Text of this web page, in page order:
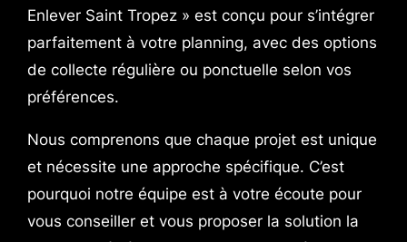
Enlever Saint Tropez » est conçu pour s’intégrer
parfaitement à votre planning, avec des options
de collecte régulière ou ponctuelle selon vos
préférences.
Nous comprenons que chaque projet est unique
et nécessite une approche spécifique. C’est
pourquoi notre équipe est à votre écoute pour
vous conseiller et vous proposer la solution la